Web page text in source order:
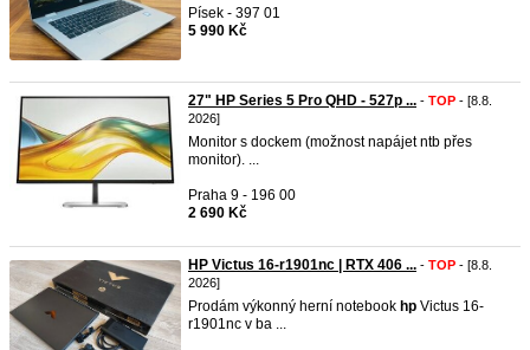
Písek - 397 01
5 990 Kč
27" HP Series 5 Pro QHD - 527p ... - TOP - [8.8.
2026]
Monitor s dockem (možnost napájet ntb přes
monitor). ...
Praha 9 - 196 00
2 690 Kč
HP Victus 16-r1901nc | RTX 406 ... - TOP - [8.8.
2026]
Prodám výkonný herní notebook hp Victus 16-
r1901nc v ba ...